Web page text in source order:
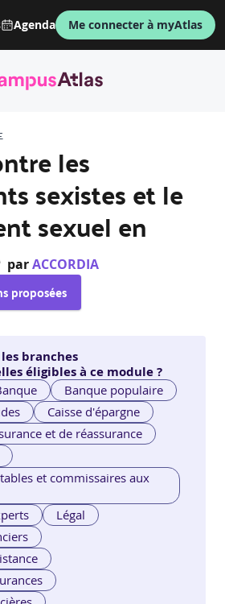
Agenda Me connecter à myAtlas
les
sexistes et le
sexuel en
parACCORDIA
proposées
branches
éligibles à ce module ?
Banque populaire
Caisse d'épargne
et de réassurance
et commissaires aux
Légal